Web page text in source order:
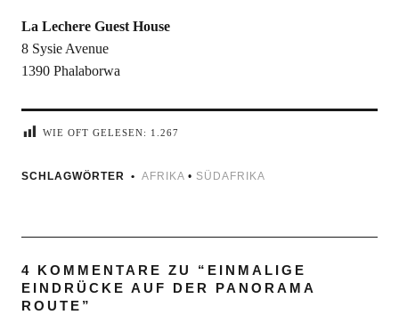
La Lechere Guest House
8 Sysie Avenue
1390 Phalaborwa
WIE OFT GELESEN: 1.267
SCHLAGWÖRTER AFRIKA• SÜDAFRIKA
4 KOMMENTARE ZU “ EINMALIGE
EINDRÜCKE AUF DER PANORAMA
ROUTE ”